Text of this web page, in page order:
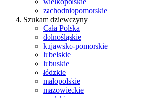
wielkopolskie
zachodniopomorskie
Szukam dziewczyny
Cała Polska
dolnośląskie
kujawsko-pomorskie
lubelskie
lubuskie
łódzkie
małopolskie
mazowieckie